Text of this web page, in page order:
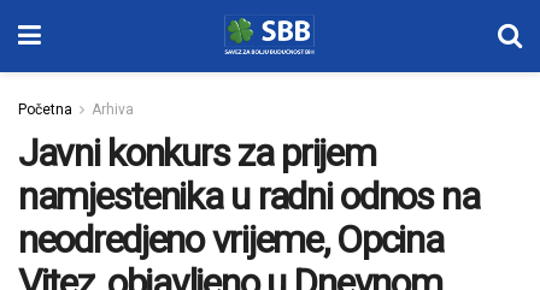
Početna Arhiva
Javni konkurs za prijem
namjestenika u radni odnos na
neodredjeno vrijeme, Opcina